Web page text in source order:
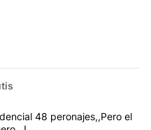
48 peronajes,,Pero el